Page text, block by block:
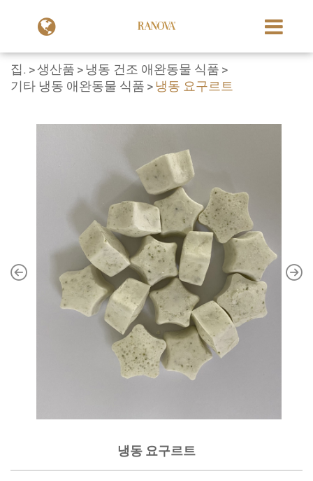
집. 생산품
냉동 건조 애완동물 식품
기타 냉동 애완동물 식품
냉동 요구르트
냉동 요구르트